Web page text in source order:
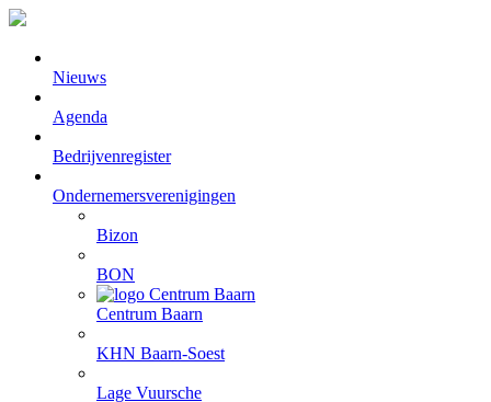
Nieuws
Agenda
Bedrijvenregister
Ondernemersverenigingen
Bizon
BON
Centrum Baarn
KHN Baarn-Soest
Lage Vuursche